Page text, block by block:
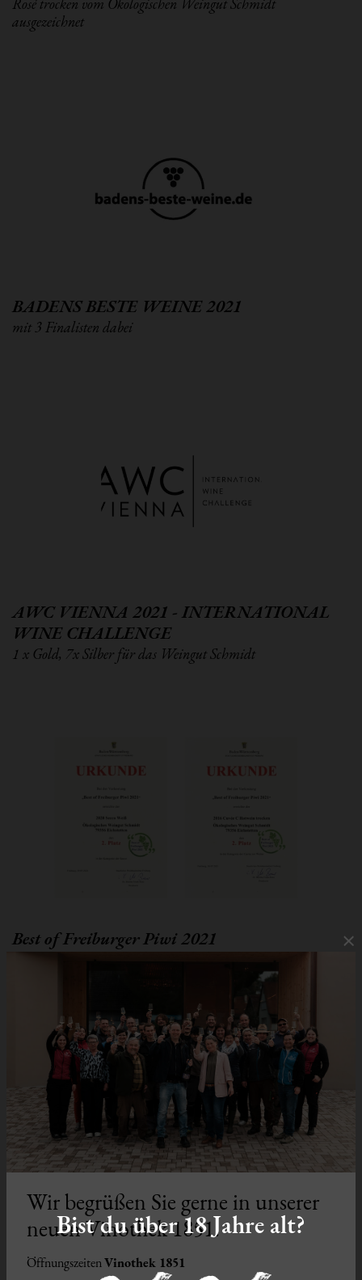
ausgezeichnet
BADENS BESTE WEINE 2021
mit 3 Finalisten dabei
AWC VIENNA 2021 - INTERNATIONAL
WINE CHALLENGE
1 x Gold, 7x Silber für das Weingut Schmidt
Best of Freiburger Piwi 2021
falstaff - ROSÉ TROPHY 2021
90 Punkte
Bist du über 18 Jahre alt?
×
Wir begrüßen Sie gerne in unserer
neuen Vinothek 1851!
ÖffnungszeitenVinothek 1851